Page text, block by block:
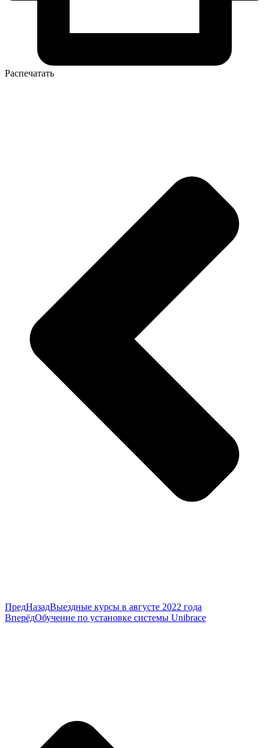
Распечатать
ПредНазадВыездные курсы в августе 2022 года
ВперёдОбучение по установке системы Unibrace